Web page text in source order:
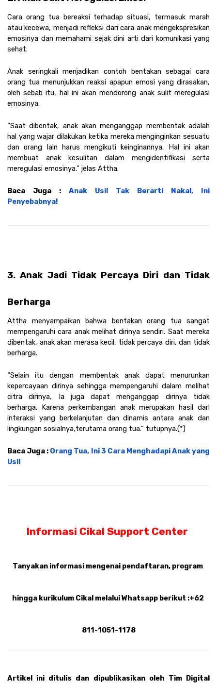
Cara orang tua bereaksi terhadap situasi, termasuk marah
atau kecewa, menjadi refleksi dari cara anak mengekspresikan
emosinya dan memahami sejak dini arti dari komunikasi yang
sehat.
Anak seringkali menjadikan contoh bentakan sebagai cara
orang tua menunjukkan reaksi apapun emosi yang dirasakan,
oleh sebab itu, hal ini akan mendorong anak sulit meregulasi
emosinya.
“Saat dibentak, anak akan menganggap membentak adalah
hal yang wajar dilakukan ketika mereka menginginkan sesuatu
dan orang lain harus mengikuti keinginannya. Hal ini akan
membuat anak kesulitan dalam mengidentifikasi serta
meregulasi emosinya.” jelas Attha.
Baca Juga : Anak Usil Tak Berarti Nakal, Ini
Penyebabnya!
3. Anak Jadi Tidak Percaya Diri dan Tidak
Berharga
Attha menyampaikan bahwa bentakan orang tua sangat
mempengaruhi cara anak melihat dirinya sendiri. Saat mereka
dibentak, anak akan merasa kecil, tidak percaya diri, dan tidak
berharga.
“Selain itu dengan membentak anak dapat menurunkan
kepercayaan dirinya sehingga mempengaruhi dalam melihat
citra dirinya, Ia juga dapat menganggap dirinya tidak
berharga. Karena perkembangan anak merupakan hasil dari
interaksi yang berkelanjutan dan dinamis antara anak dan
lingkungan sosialnya,terutama orang tua.” tutupnya.(*)
Baca Juga : Orang Tua, Ini 3 Cara Menghadapi Anak yang
Usil
Informasi Cikal Support Center
Tanyakan informasi mengenai pendaftaran, program
hingga kurikulum Cikal melalui Whatsapp berikut :+62
811-1051-1178
Artikel ini ditulis dan dipublikasikan oleh Tim Digital